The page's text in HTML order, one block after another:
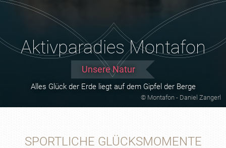
© Montafon - Daniel Zangerl
Aktivparadies Montafon
Unsere Natur
Alles Glück der Erde liegt auf dem Gipfel der Berge
SPORTLICHE GLÜCKSMOMENTE